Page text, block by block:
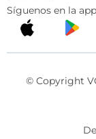
Síguenos en la app
© Copyright